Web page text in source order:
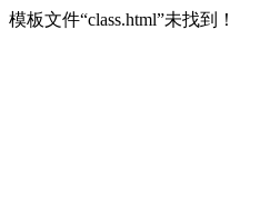
模板文件“class.html”未找到！